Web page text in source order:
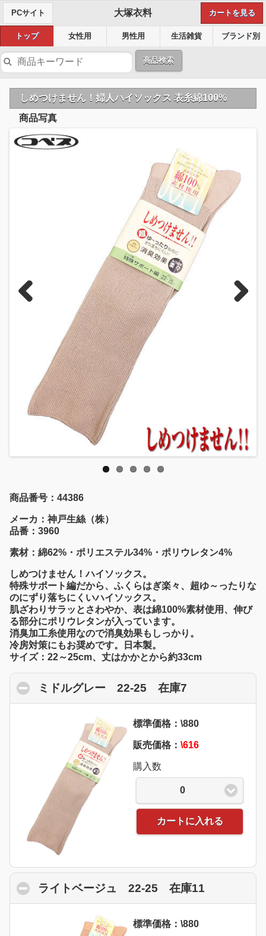
PCサイト 大塚衣料 カートを見る
トップ 女性用 男性用 生活雑貨 ブランド別
商品検索
しめつけません！婦人ハイソックス 表糸綿100%
商品写真
商品番号：44386
メーカ：神戸生絲（株）
品番：3960
素材：綿62%・ポリエステル34%・ポリウレタン4%
しめつけません！ハイソックス。
特殊サポート編だから、ふくらはぎ楽々、超ゆ～ったりな
のにずり落ちにくいハイソックス。
肌ざわりサラッとさわやか、表は綿100%素材使用、伸び
る部分にポリウレタンが入っています。
消臭加工糸使用なので消臭効果もしっかり。
冷房対策にもお奨めです。日本製。
サイズ：22～25cm、丈はかかとから約33cm
ミドルグレー 22-25 在庫7
標準価格：\880
販売価格： \616
購入数
0
カートに入れる
ライトベージュ 22-25 在庫11
標準価格：\880